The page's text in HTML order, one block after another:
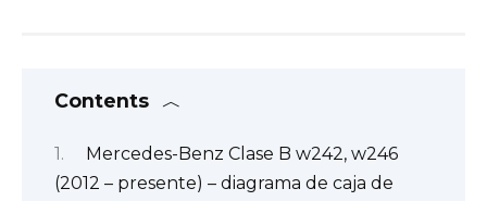
Contents
Mercedes-Benz Clase B w242, w246
(2012 – presente) – diagrama de caja de